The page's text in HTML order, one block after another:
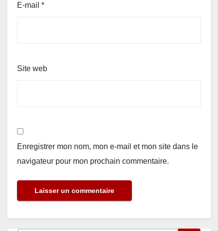
E-mail *
Site web
Enregistrer mon nom, mon e-mail et mon site dans le
navigateur pour mon prochain commentaire.